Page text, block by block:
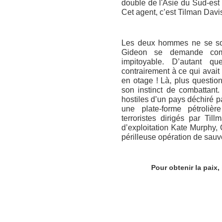
double de l'Asie du Sud-est
Cet agent, c’est Tilman
Les deux hommes ne se
Gideon se demande
impitoyable. D’autant
contrairement à ce qui avait
en otage ! Là, plus
son instinct de
hostiles d’un pays déchiré
une plate-forme
terroristes dirigés par
d’exploitation Kate
périlleuse opération de
Pour obtenir la